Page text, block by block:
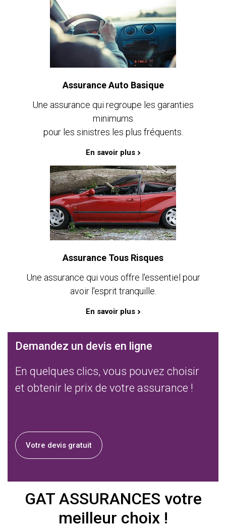
Assurance Auto Basique
Une assurance qui regroupe les garanties
minimums
pour les sinistres les plus fréquents.
En savoir plus
Assurance Tous Risques
Une assurance qui vous offre l'essentiel pour
avoir l'esprit tranquille.
En savoir plus
Demandez un devis en ligne
En quelques clics, vous pouvez choisir
et obtenir le prix de votre assurance !
Votre devis gratuit
GAT ASSURANCES votre
meilleur choix !